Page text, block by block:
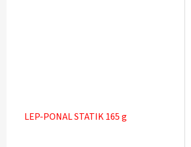
LEP-PONAL STATIK 165 g